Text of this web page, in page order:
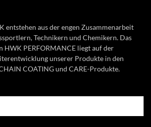
entstehen aus der engen Zusammenarbeit
Technikern und Chemikern. Das
HWK PERFORMANCE liegt auf der
unserer Produkte in den
COATING und CARE-Produkte.